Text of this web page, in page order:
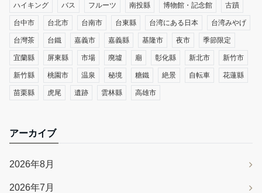
ハイキング バス フルーツ 南投縣 博物館・記念館 古蹟
台中市 台北市 台南市 台東縣 台湾にある日本 台湾みやげ
台灣茶 台鐵 嘉義市 嘉義縣 基隆市 夜市 季節限定
宜蘭縣 屏東縣 市場 廃墟 廟 彰化縣 新北市 新竹市
新竹縣 桃園市 温泉 秘境 糖鐵 絶景 自転車 花蓮縣
苗栗縣 虎尾 遺跡 雲林縣 高雄市
アーカイブ
2026年8月
2026年7月